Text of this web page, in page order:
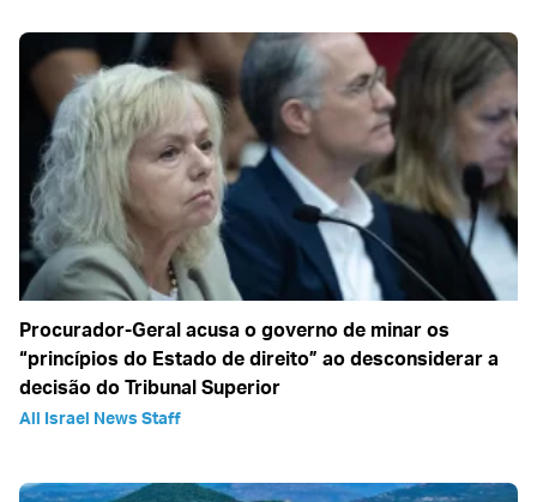
Procurador-Geral acusa o governo de minar os
“princípios do Estado de direito” ao desconsiderar a
decisão do Tribunal Superior
All Israel News Staff